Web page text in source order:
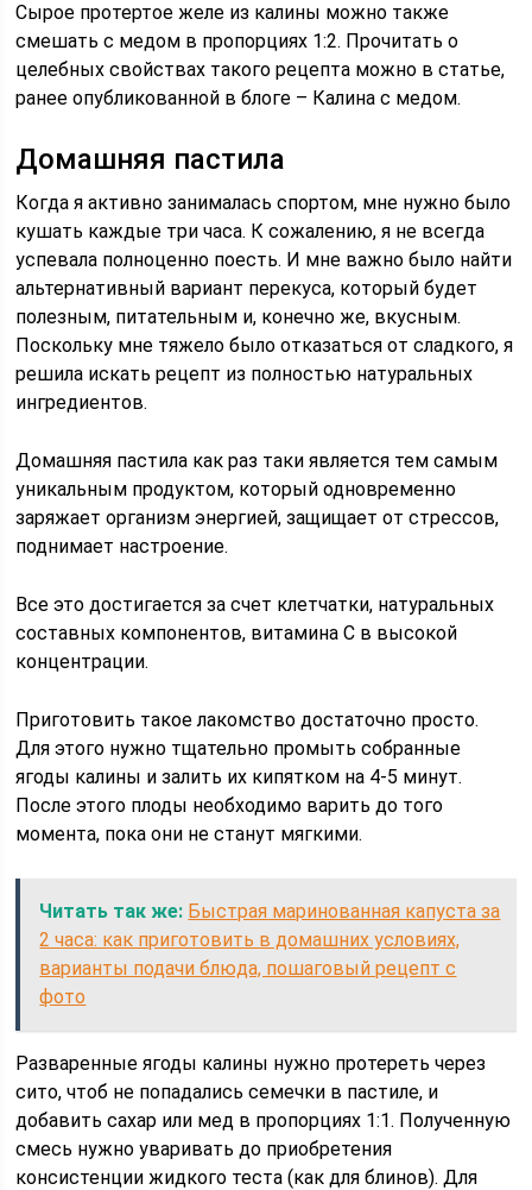
Сырое протертое желе из калины можно также
смешать с медом в пропорциях 1:2. Прочитать о
целебных свойствах такого рецепта можно в статье,
ранее опубликованной в блоге – Калина с медом.
Домашняя пастила
Когда я активно занималась спортом, мне нужно было
кушать каждые три часа. К сожалению, я не всегда
успевала полноценно поесть. И мне важно было найти
альтернативный вариант перекуса, который будет
полезным, питательным и, конечно же, вкусным.
Поскольку мне тяжело было отказаться от сладкого, я
решила искать рецепт из полностью натуральных
ингредиентов.
Домашняя пастила как раз таки является тем самым
уникальным продуктом, который одновременно
заряжает организм энергией, защищает от стрессов,
поднимает настроение.
Все это достигается за счет клетчатки, натуральных
составных компонентов, витамина С в высокой
концентрации.
Приготовить такое лакомство достаточно просто.
Для этого нужно тщательно промыть собранные
ягоды калины и залить их кипятком на 4-5 минут.
После этого плоды необходимо варить до того
момента, пока они не станут мягкими.
Читать так же: Быстрая маринованная капуста за
2 часа: как приготовить в домашних условиях,
варианты подачи блюда, пошаговый рецепт с
фото
Разваренные ягоды калины нужно протереть через
сито, чтоб не попадались семечки в пастиле, и
добавить сахар или мед в пропорциях 1:1. Полученную
смесь нужно уваривать до приобретения
консистенции жидкого теста (как для блинов). Для